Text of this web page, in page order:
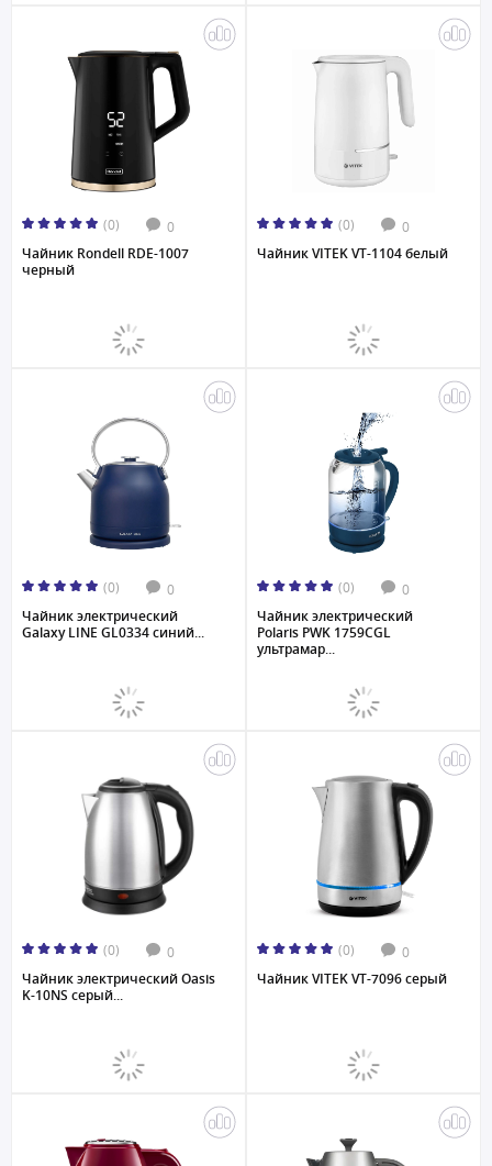
(0) 0
Чайник Rondell RDE-1007
черный
(0) 0
Чайник VITEK VT-1104 белый
(0) 0
Чайник электрический
Galaxy LINE GL0334 синий...
(0) 0
Чайник электрический
Polaris PWK 1759CGL
ультрамар...
(0) 0
Чайник электрический Oasis
K-10NS серый...
(0) 0
Чайник VITEK VT-7096 серый